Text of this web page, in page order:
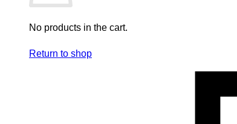
No products in the cart.
Return to shop